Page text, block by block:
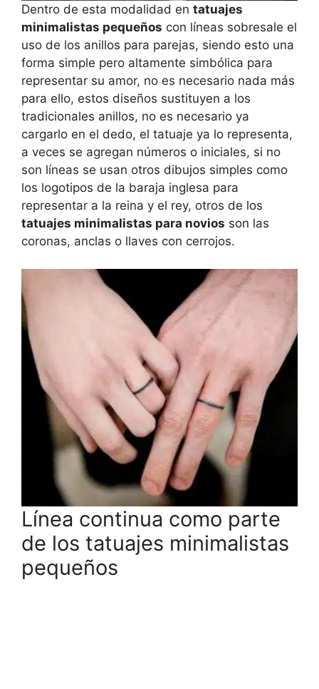
Dentro de esta modalidad en tatuajes
minimalistas pequeños con líneas sobresale el
uso de los anillos para parejas, siendo esto una
forma simple pero altamente simbólica para
representar su amor, no es necesario nada más
para ello, estos diseños sustituyen a los
tradicionales anillos, no es necesario ya
cargarlo en el dedo, el tatuaje ya lo representa,
a veces se agregan números o iniciales, si no
son líneas se usan otros dibujos simples como
los logotipos de la baraja inglesa para
representar a la reina y el rey, otros de los
tatuajes minimalistas para novios son las
coronas, anclas o llaves con cerrojos.
Línea continua como parte
de los tatuajes minimalistas
pequeños